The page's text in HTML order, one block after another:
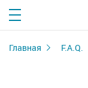
Главная F.A.Q.